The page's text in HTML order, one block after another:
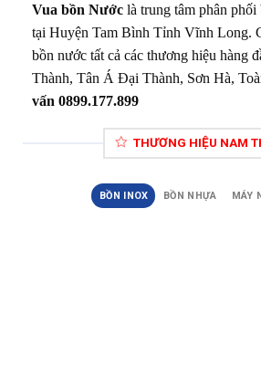
Vua bồn Nước là trung tâm phân phối
tại Huyện Tam Bình Tỉnh Vĩnh Long.
bồn nước tất cả các thương hiệu hàng
Thành, Tân Á Đại Thành, Sơn Hà,
vấn 0899.177.899
THƯƠNG HIỆU NAM
BỒN INOX BỒN NHỰA MÁY